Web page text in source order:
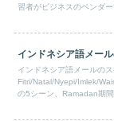
習者がビジネスのベンダ
インドネシア語メー
インドネシア語メールの
Fitri/Natal/Nyepi/Imlek/
の5シーン、Ramadan期